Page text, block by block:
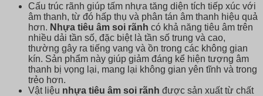
Cấu trúc rãnh giúp tấm nhựa tăng diện tích tiếp xúc với
âm thanh, từ đó hấp thụ và phân tán âm thanh hiệu quả
hơn. Nhựa tiêu âm soi rãnh có khả năng tiêu âm trên
nhiều dải tần số, đặc biệt là tần số trung và cao,
thường gây ra tiếng vang và ồn trong các không gian
kín. Sản phẩm này giúp giảm đáng kể hiện tượng âm
thanh bị vọng lại, mang lại không gian yên tĩnh và trong
trẻo hơn.
Vật liệu nhựa tiêu âm soi rãnh được sản xuất từ chất